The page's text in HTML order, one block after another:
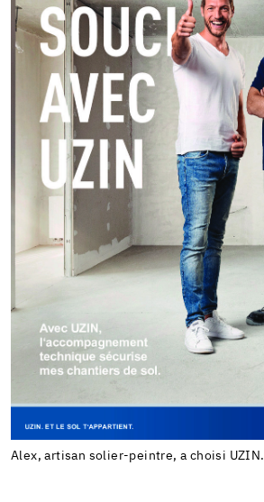
Alex, artisan solier-peintre, a choisi UZIN.